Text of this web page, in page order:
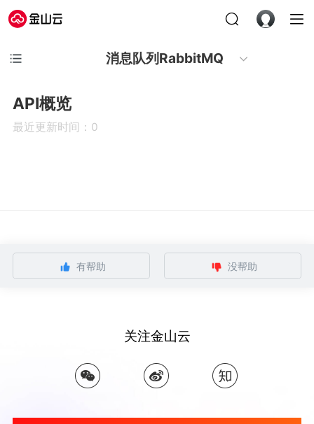
消息队列RabbitMQ
API概览
最近更新时间：0
有帮助 没帮助
关注金山云